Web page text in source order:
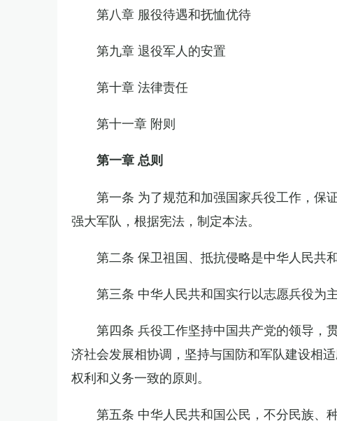
第八章 服役待遇和抚恤优待
第九章 退役军人的安置
第十章 法律责任
第十一章 附则
第一章 总则
第一条 为了规范和加强国家兵役工作，保
强大军队，根据宪法，制定本法。
第二条 保卫祖国、抵抗侵略是中华人民共
第三条 中华人民共和国实行以志愿兵役为
第四条 兵役工作坚持中国共产党的领导，
济社会发展相协调，坚持与国防和军队建设相
权利和义务一致的原则。
第五条 中华人民共和国公民，不分民族、